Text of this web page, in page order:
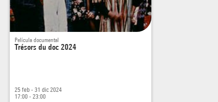
Película documental
Trésors du doc 2024
25 feb - 31 dic 2024
17:00 - 23:00